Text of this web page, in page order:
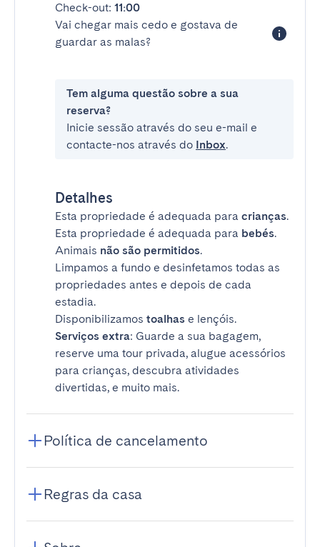
Check-out: 11:00
Vai chegar mais cedo e gostava de
guardar as malas?
Tem alguma questão sobre a sua
reserva?
Inicie sessão através do seu e-mail e
contacte-nos através do Inbox.
Detalhes
Esta propriedade é adequada para crianças.
Esta propriedade é adequada para bebés.
Animais não são permitidos.
Limpamos a fundo e desinfetamos todas as
propriedades antes e depois de cada
estadia.
Disponibilizamos toalhas e lençóis.
Serviços extra: Guarde a sua bagagem,
reserve uma tour privada, alugue acessórios
para crianças, descubra atividades
divertidas, e muito mais.
Política de cancelamento
Regras da casa